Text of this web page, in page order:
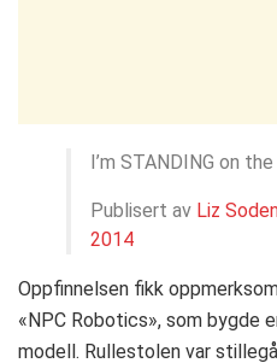
I’m STANDING on
Publisert av Liz
2014
Oppfinnelsen fikk
«NPC Robotics», som bygde
modell. Rullestolen var